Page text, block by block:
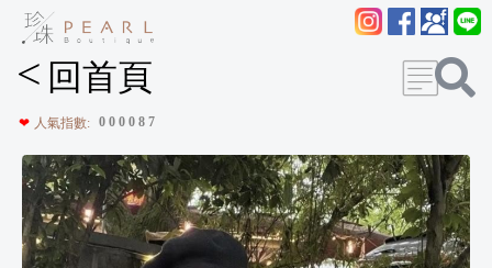
< 回首頁
❤ 人氣指數: 0 0 0 0 8 7